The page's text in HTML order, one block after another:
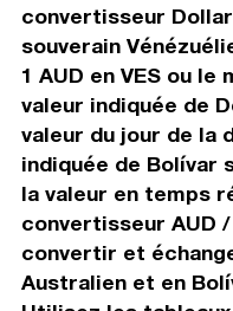
convertisseur
souverain
1 AUD en VES ou
valeur indiquée de
valeur du jour de la
indiquée de Bolívar
la valeur en temps
convertisseur AUD
convertir et
Australien et en